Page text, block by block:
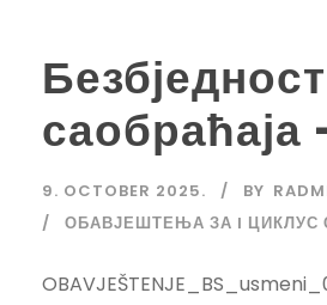
Безбједност
саобраћаја
9. OCTOBER 2025. BY
ОБАВЈЕШТЕЊА ЗА I ЦИКЛУС